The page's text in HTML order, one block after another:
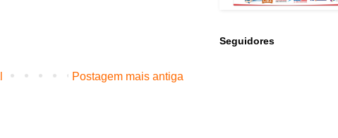
Postagem mais antiga
Seguidores